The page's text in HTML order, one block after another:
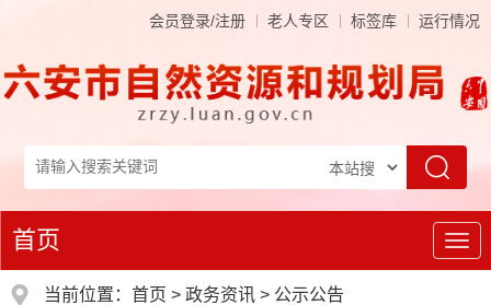
会员登录/注册 老人专区 标签库 运行情况
导
首页
当前位置： 首页 > 政务资讯 > 公示公告